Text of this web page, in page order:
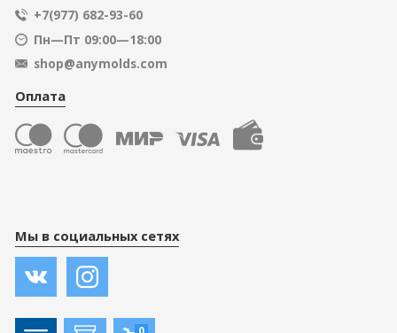
+7(977) 682-93-60
Пн—Пт 09:00—18:00
shop@anymolds.com
Оплата
Мы в социальных сетях